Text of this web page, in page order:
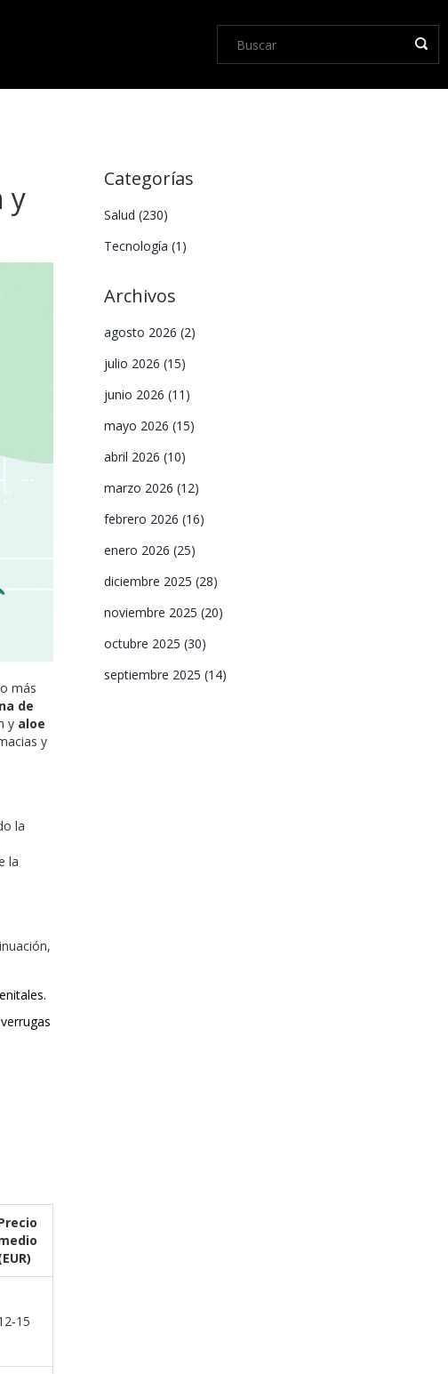
y
más
de
y aloe
y
la
la
Categorías
Salud (230)
Tecnología (1)
Archivos
agosto 2026 (2)
julio 2026 (15)
junio 2026 (11)
mayo 2026 (15)
abril 2026 (10)
marzo 2026 (12)
febrero 2026 (16)
enero 2026 (25)
diciembre 2025 (28)
noviembre 2025 (20)
octubre 2025 (30)
septiembre 2025 (14)